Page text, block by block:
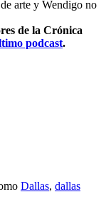
arte y Wendigo no
de la Crónica
podcast.
Dallas, dallas